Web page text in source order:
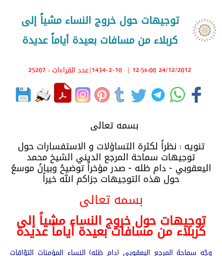
توجيهات حول خروج النساء مشياً إلى
كربلاء من مسافات بعيدة أياماً عديدة
24/12/2012 12:56:00
|
1434-2-10|عدد القراءات : 25207
بسمه تعالى
تنويه : نظراً لكثرة التساؤلات و الاستفسارات حول
توجيهات سماحة المرجع الديني الشيخ محمد
اليعقوبي - دام ظله - صدر مؤخراً توضيحُ وبيانُ موسعُ
حول هذه التوجيهات جزاكم الله خيراً
بسمه تعالى
توجيهات حول خروج النساء مشياً إلى
كربلاء من مسافات بعيدة أياماً عديدة
وجّه سماحة المرجع اليعقوبي (دام ظله) النساء المؤمنات التوّاقات